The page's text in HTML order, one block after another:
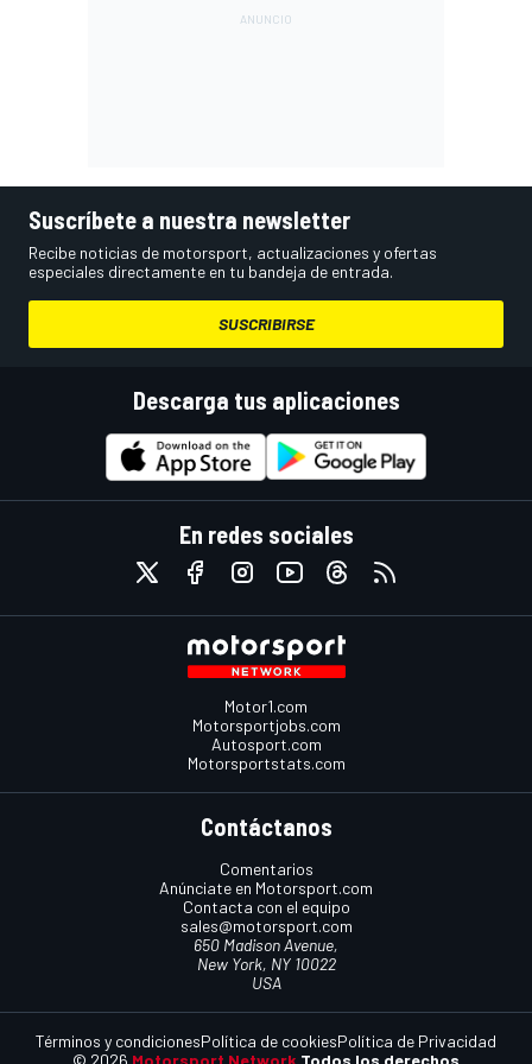
Suscríbete a nuestra newsletter
Recibe noticias de motorsport, actualizaciones y ofertas
especiales directamente en tu bandeja de entrada.
SUSCRIBIRSE
Descarga tus aplicaciones
En redes sociales
Motor1.com
Motorsportjobs.com
Autosport.com
Motorsportstats.com
Contáctanos
Comentarios
Anúnciate en Motorsport.com
Contacta con el equipo
sales@motorsport.com
650 Madison Avenue,
New York, NY 10022
USA
© 2026 Motorsport Network Todos los derechos
Términos y condicionesPolítica de cookiesPolítica de Privacidad